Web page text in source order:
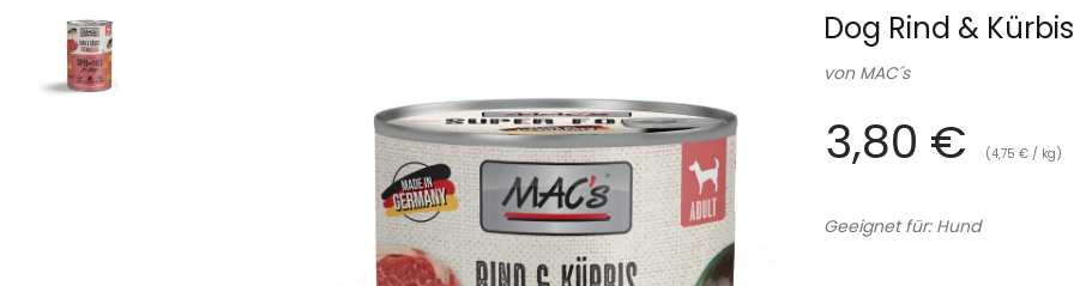
Dog Rind &
von MAC´s
3,80 € (4,75 € / kg)
Geeignet für: Hund